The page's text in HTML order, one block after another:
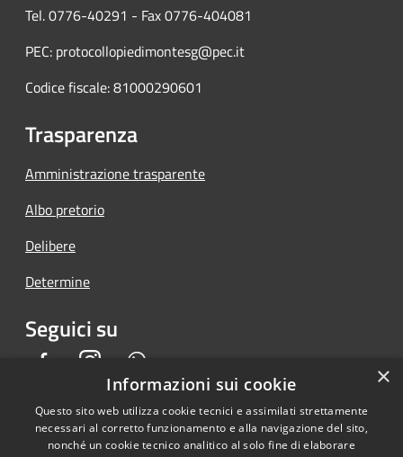
Tel. 0776-40291 - Fax 0776-404081
PEC: protocollopiedimontesg@pec.it
Codice fiscale: 81000290601
Trasparenza
Amministrazione trasparente
Albo pretorio
Delibere
Determine
Seguici su
FacebookInstagram
Copyright © 2026 • Comune di
×
Informazioni sui cookie
Questo sito web utilizza cookie tecnici e assimilati strettamente
necessari al corretto funzionamento e alla navigazione del sito,
nonché un cookie tecnico analitico al solo fine di elaborare